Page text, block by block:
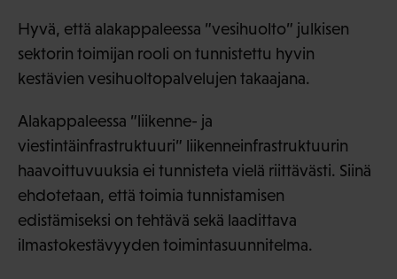
Hyvä, että alakappaleessa ”vesihuolto” julkisen
sektorin toimijan rooli on tunnistettu hyvin
kestävien vesihuoltopalvelujen takaajana.
Alakappaleessa ”liikenne- ja
viestintäinfrastruktuuri” liikenneinfrastruktuurin
haavoittuvuuksia ei tunnisteta vielä riittävästi. Siinä
ehdotetaan, että toimia tunnistamisen
edistämiseksi on tehtävä sekä laadittava
ilmastokestävyyden toimintasuunnitelma.